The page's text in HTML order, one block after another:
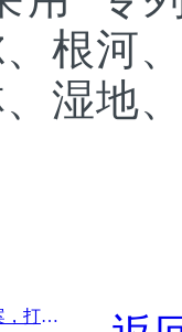
根河
湿地
前一篇：广东印发服务业扩能方案，打造大湾区世界级旅游目的地